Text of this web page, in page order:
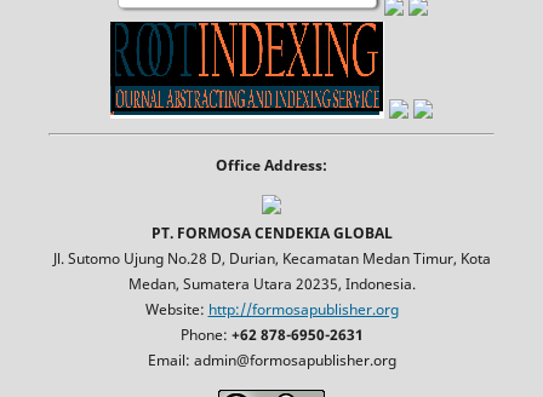
Office Address:
PT. FORMOSA CENDEKIA GLOBAL
Jl. Sutomo Ujung No.28 D, Durian, Kecamatan Medan Timur, Kota
Medan, Sumatera Utara 20235, Indonesia.
Website: http://formosapublisher.org
Phone: +62 878-6950-2631
Email: admin@formosapublisher.org